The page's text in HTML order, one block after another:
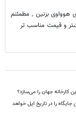
هوواوی بزنین , مطمئنم
و قیمت مناسب تر
کارخانه جهان را می‌سازد؟
می‌شود؟ / آیفون ۱۷ متفاوت‌ترین جایگاه را در تاریخ اپل خواهد